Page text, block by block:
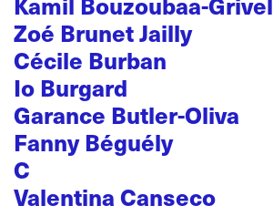
Zoé Brunet Jailly
Cécile Burban
Io Burgard
Garance Butler-Oliva
Fanny Béguély
C
Valentina Canseco